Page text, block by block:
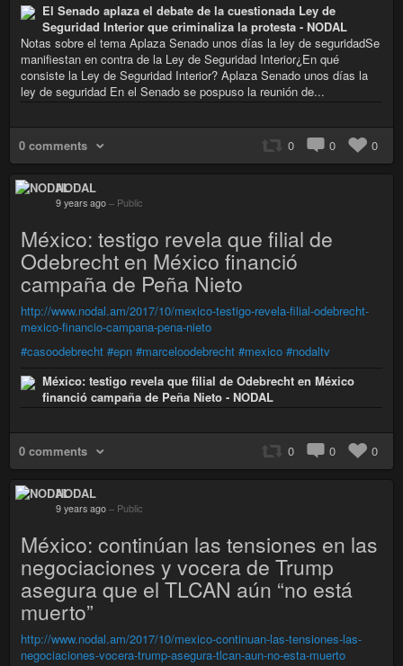
El Senado aplaza el debate de la cuestionada Ley de
Seguridad Interior que criminaliza la protesta - NODAL
Notas sobre el tema Aplaza Senado unos días la ley de seguridadSe
manifiestan en contra de la Ley de Seguridad Interior¿En qué
consiste la Ley de Seguridad Interior? Aplaza Senado unos días la
ley de seguridad En el Senado se pospuso la reunión de...
0 comments 0 0 0
NODAL
9 years ago – Public
México: testigo revela que filial de
Odebrecht en México financió
campaña de Peña Nieto
http://www.nodal.am/2017/10/mexico-testigo-revela-filial-odebrecht-
mexico-financio-campana-pena-nieto
#casoodebrecht #epn #marceloodebrecht #mexico #nodaltv
México: testigo revela que filial de Odebrecht en México
financió campaña de Peña Nieto - NODAL
0 comments 0 0 0
NODAL
9 years ago – Public
México: continúan las tensiones en las
negociaciones y vocera de Trump
asegura que el TLCAN aún “no está
muerto”
http://www.nodal.am/2017/10/mexico-continuan-las-tensiones-las-
negociaciones-vocera-trump-asegura-tlcan-aun-no-esta-muerto